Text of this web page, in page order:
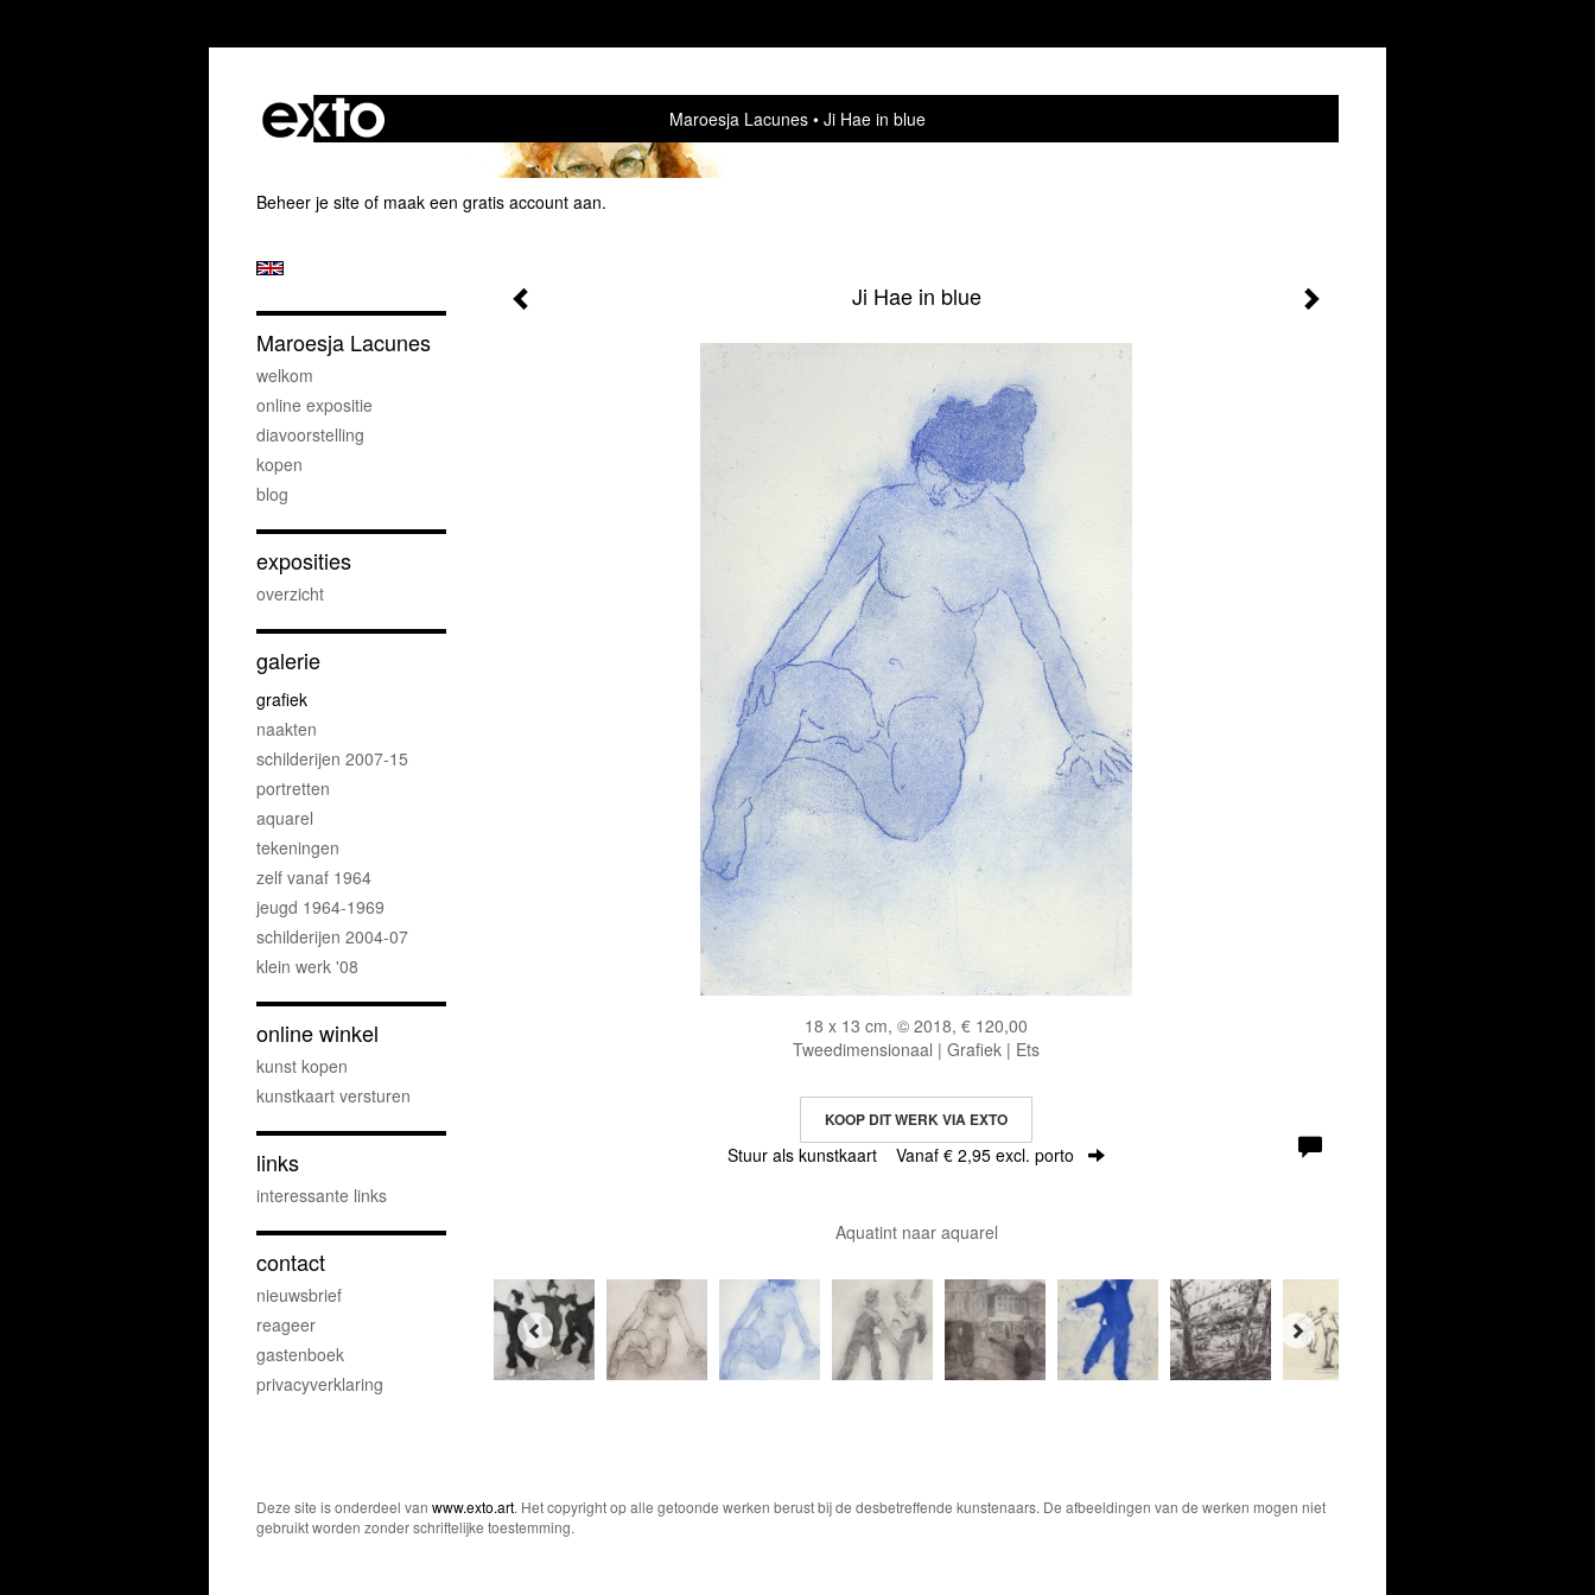
Maroesja Lacunes Ji Hae in blue
Beheer je site of maak een gratis account aan.
Ji Hae in blue
18 x 13 cm, © 2018, € 120,00
Tweedimensionaal | Grafiek | Ets
KOOP DIT WERK VIA EXTO
Stuur als kunstkaart Vanaf € 2,95 excl. porto
Aquatint naar aquarel
Maroesja Lacunes
welkom
online expositie
diavoorstelling
kopen
blog
exposities
overzicht
galerie
grafiek
naakten
schilderijen 2007-15
portretten
aquarel
tekeningen
zelf vanaf 1964
jeugd 1964-1969
schilderijen 2004-07
klein werk '08
online winkel
kunst kopen
kunstkaart versturen
links
interessante links
contact
nieuwsbrief
reageer
gastenboek
privacyverklaring
Deze site is onderdeel van www.exto.art. Het copyright op alle getoonde werken berust bij de desbetreffende kunstenaars. De afbeeldingen van de werken mogen niet
gebruikt worden zonder schriftelijke toestemming.